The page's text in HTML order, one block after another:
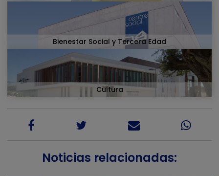
Bienestar Social y Tercera Edad
Cultura
Noticias relacionadas: